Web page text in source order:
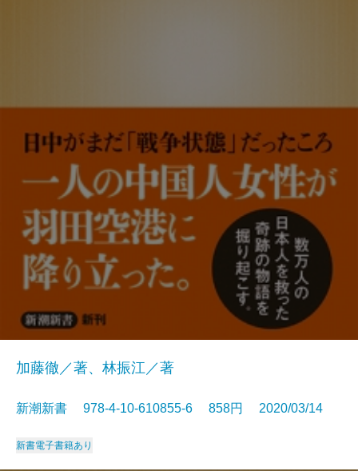
加藤徹／著、林振江／著
新潮新書 978-4-10-610855-6 858円 2020/03/14
新書電子書籍あり